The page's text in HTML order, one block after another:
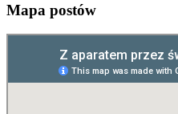
Mapa postów